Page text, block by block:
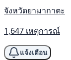
จังหวัดยามากาตะ
1,647 เหตุการณ์
แจ้งเตือน